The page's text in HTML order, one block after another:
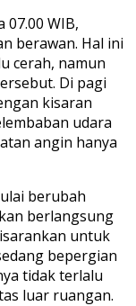
07.00 WIB,
berawan. Hal ini
cerah, namun
Di pagi
kisaran
udara
angin hanya
berubah
berlangsung
untuk
bepergian
tidak terlalu
luar ruangan.